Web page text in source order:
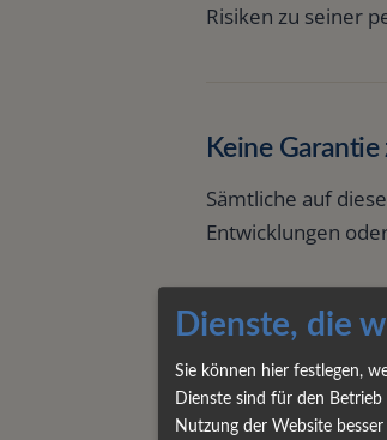
Risiken zu seiner
Keine
Sämtliche auf
Entwicklungen
Vergangene
erlauben keine
Eine bestimmte
garantiert.
Dienste, die
Sie können hier festlegen,
Dienste sind für den
Nutzung der Website